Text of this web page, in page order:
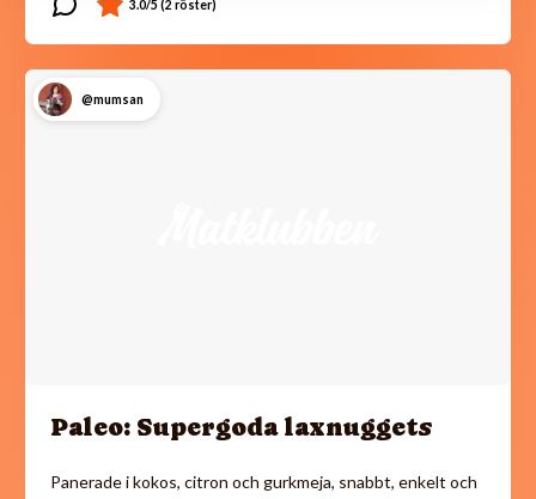
@mumsan
Paleo: Supergoda laxnuggets
Panerade i kokos, citron och gurkmeja, snabbt, enkelt och